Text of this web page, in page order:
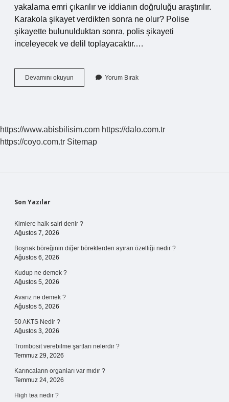
yakalama emri çıkarılır ve iddianın doğruluğu araştırılır.
Karakola şikayet verdikten sonra ne olur? Polise
şikayette bulunulduktan sonra, polis şikayeti
inceleyecek ve delil toplayacaktır.…
Devamını okuyun
Şikayet
Yorum Bırak
https://www.abisbilisim.com https://dalo.com.tr
https://coyo.com.tr Sitemap
Sidebar
Son Yazılar
Kimlere halk sairi denir ?
Ağustos 7, 2026
Boşnak böreğinin diğer böreklerden ayıran özelliği nedir ?
Ağustos 6, 2026
Kudup ne demek ?
Ağustos 5, 2026
Avarız ne demek ?
Ağustos 5, 2026
50 AKTS Nedir ?
Ağustos 3, 2026
Trombosit verebilme şartları nelerdir ?
Temmuz 29, 2026
Karıncaların organları var mıdır ?
Temmuz 24, 2026
High tea nedir ?